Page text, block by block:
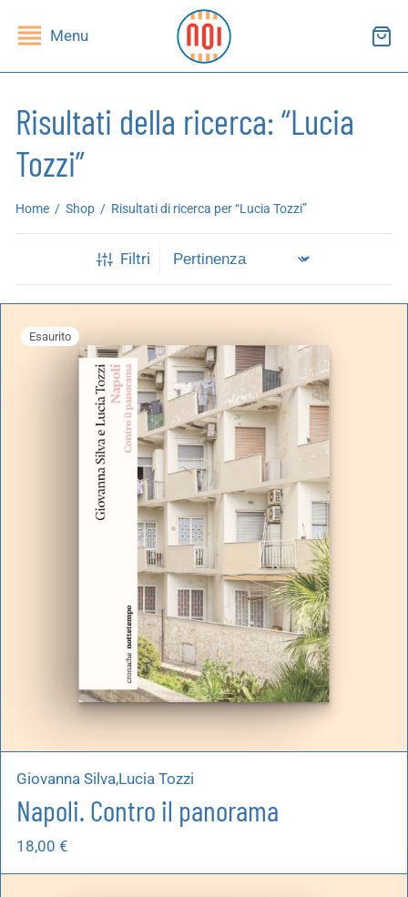
Menu
Risultati della ricerca: “Lucia
Tozzi”
Home / Shop / Risultati di ricerca per “Lucia Tozzi”
Filtri
Esaurito
Giovanna Silva,Lucia Tozzi
Napoli. Contro il panorama
18,00 €
DI LETTURA